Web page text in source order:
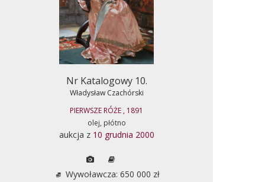
Nr Katalogowy 10.
Władysław Czachórski
PIERWSZE RÓŻE , 1891
olej, płótno
aukcja z 10 grudnia 2000
Wywoławcza: 650 000 zł